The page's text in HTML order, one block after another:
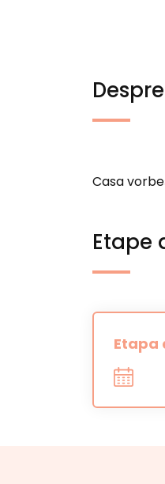
Casa
Etape
Etapa